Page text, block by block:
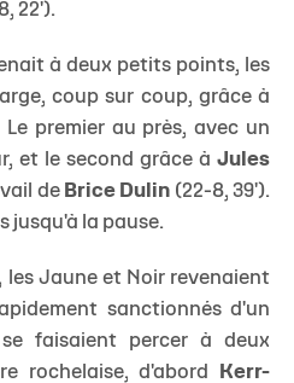
22').
à deux petits points, les
coup sur coup, grâce à
premier au près, avec un
et le second grâce à Jules
de Brice Dulin (22-8, 39').
jusqu'à la pause.
les Jaune et Noir revenaient
sanctionnés d'un
faisaient percer à deux
rochelaise, d'abord
Kerr-